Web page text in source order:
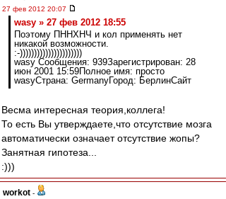
27 фев 2012 20:07
wasy » 27 фев 2012 18:55
Поэтому ПННХНЧ и кол применять нет
никакой возможности.
:-))))))))))))))))))))))
wasy Сообщения: 939Зарегистрирован: 28
июн 2001 15:59Полное имя: просто
wasyСтрана: GermanyГород: БерлинСайт
Весма интересная теория,коллега!
То есть Вы утверждаете,что отсутствие мозга
автоматически означает отсутствие жопы?
Занятная гипотеза...
:)))
workоt -